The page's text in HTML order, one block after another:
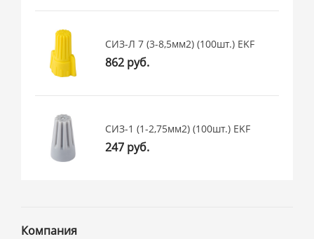
СИЗ-Л 7 (3-8,5мм2) (100шт.) EKF
862 руб.
СИЗ-1 (1-2,75мм2) (100шт.) EKF
247 руб.
Компания